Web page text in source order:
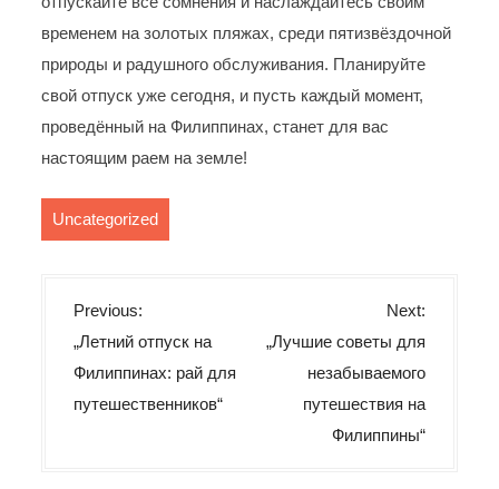
временем на золотых пляжах, среди пятизвёздочной
природы и радушного обслуживания. Планируйте
свой отпуск уже сегодня, и пусть каждый момент,
проведённый на Филиппинах, станет для вас
настоящим раем на земле!
Uncategorized
B
e
i
t
Previous:
„Летний отпуск на
Филиппинах: рай для
путешественников“
Next:
„Лучшие советы для
незабываемого
путешествия на
Филиппины“